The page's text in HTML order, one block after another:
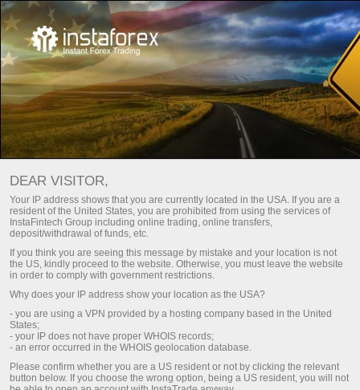
KOMUNITI FOREX
Muat turun platform dagangan Metatrader
DEAR VISITOR,
Your IP address shows that you are currently located in the USA. If you are a
resident of the United States, you are prohibited from using the services of
InstaFintech Group including online trading, online transfers,
deposit/withdrawal of funds, etc.
If you think you are seeing this message by mistake and your location is not
the US, kindly proceed to the website. Otherwise, you must leave the website
in order to comply with government restrictions.
Why does your IP address show your location as the USA?
- you are using a VPN provided by a hosting company based in the United
States;
- your IP does not have proper WHOIS records;
- an error occurred in the WHOIS geolocation database.
Please confirm whether you are a US resident or not by clicking the relevant
button below. If you choose the wrong option, being a US resident, you will not